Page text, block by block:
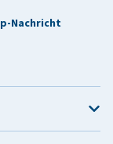
Nachricht